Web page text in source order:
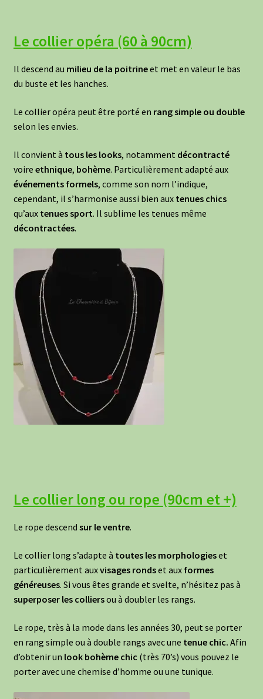
Le collier opéra (60 à 90cm)
Il descend au milieu de la poitrineet met en valeur le bas
du buste et les hanches.
Le collier opéra peut être porté en rang simple ou double
selon les envies.
Il convient à tous les looks, notamment décontracté
voire ethnique, bohème. Particulièrement adapté aux
événements formels, comme son nom l’indique,
cependant, il s’harmonise aussi bien aux tenues chics
qu’aux tenues sport. Il sublime les tenues même
décontractées.
Le collier long ou rope (90cm et +)
Le rope descend sur le ventre.
Le collier long s’adapte à toutes les morphologieset
particulièrement auxvisages rondset aux formes
généreuses. Si vous êtes grande et svelte, n’hésitez pas à
superposer les colliersou à doubler les rangs.
Le rope, très à la mode dans les années 30, peut se porter
en rang simple ou à double rangs avec une tenue chic. Afin
d’obtenir un look bohème chic (très 70’s) vous pouvez le
porter avec une chemise d’homme ou une tunique.